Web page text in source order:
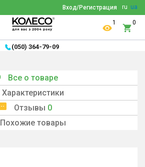
ru ua
Вход/Регистрация
1 0
(050) 364-79-09
Все о товаре
Характеристики
Отзывы 0
Похожие товары